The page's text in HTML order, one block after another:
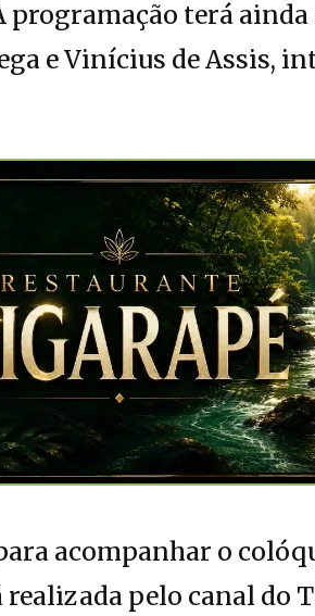
terá
e Vinícius de Assis,
acompanhar o
pelo canal do